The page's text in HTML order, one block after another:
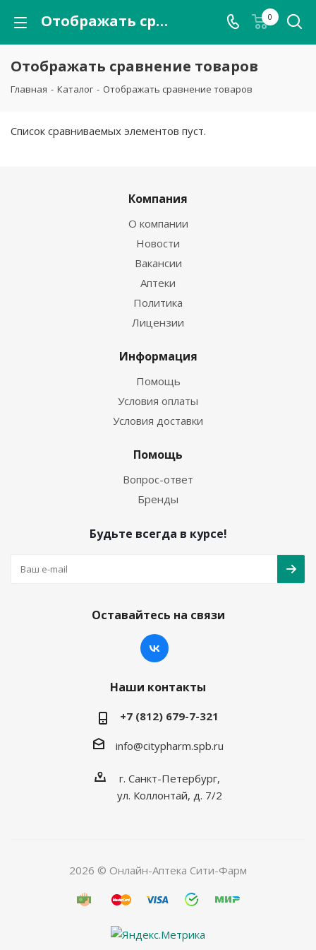
Отображать сравнение товаров 0
Отображать сравнение товаров
Главная - Каталог - Отображать сравнение товаров
Список сравниваемых элементов пуст.
Компания
О компании
Новости
Вакансии
Аптеки
Политика
Лицензии
Информация
Помощь
Условия оплаты
Условия доставки
Помощь
Вопрос-ответ
Бренды
Будьте всегда в курсе!
Оставайтесь на связи
Наши контакты
+7 (812) 679-7-321
info@citypharm.spb.ru
г. Санкт-Петербург,
ул. Коллонтай, д. 7/2
2026 © Онлайн-Аптека Сити-Фарм